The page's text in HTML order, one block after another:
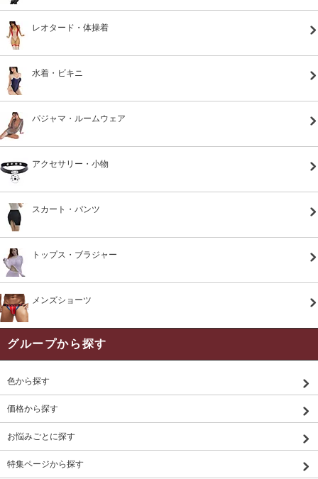
レオタード・体操着
水着・ビキニ
パジャマ・ルームウェア
アクセサリー・小物
スカート・パンツ
トップス・ブラジャー
メンズショーツ
グループから探す
色から探す
価格から探す
お悩みごとに探す
特集ページから探す